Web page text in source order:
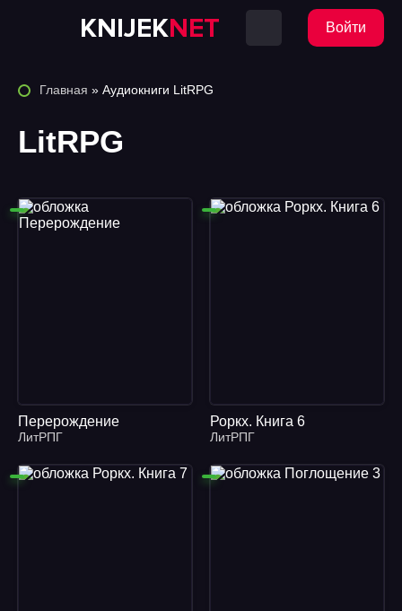
KNIJEKNET Войти
Главная » Аудиокниги LitRPG
LitRPG
Перерождение
ЛитРПГ
Роркх. Книга 6
ЛитРПГ